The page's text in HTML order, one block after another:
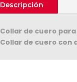
Descripción
Collar de cuero
Collar de cuero con